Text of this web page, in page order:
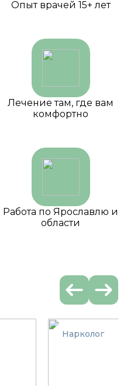
Опыт врачей 15+ лет
Лечение там, где вам
комфортно
Работа по Ярославлю и
области
Нарколог